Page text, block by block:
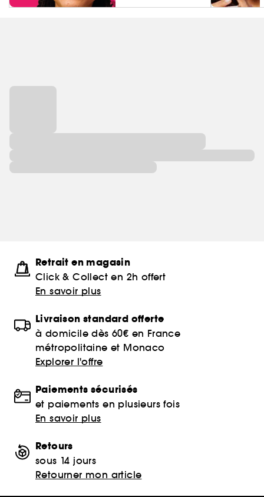
Retrait en magasin
Click & Collect en 2h offert
En savoir plus
Livraison standard offerte
à domicile dès 60€ en France
métropolitaine et Monaco
Explorer l'offre
Paiements sécurisés
et paiements en plusieurs fois
En savoir plus
Retours
sous 14 jours
Retourner mon article